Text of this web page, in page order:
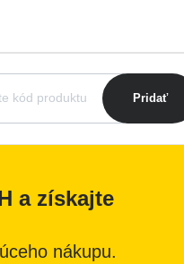
Pridať
a získajte
nákupu.